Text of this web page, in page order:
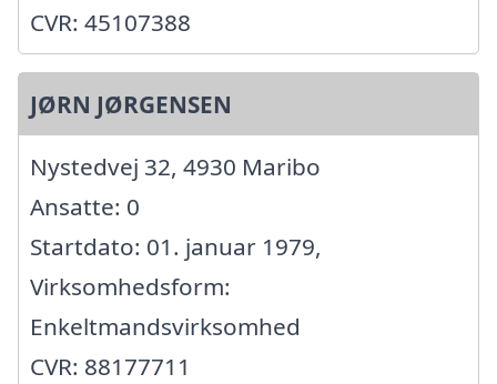
CVR: 45107388
JØRN JØRGENSEN
Nystedvej 32, 4930 Maribo
Ansatte: 0
Startdato: 01. januar 1979,
Virksomhedsform:
Enkeltmandsvirksomhed
CVR: 88177711